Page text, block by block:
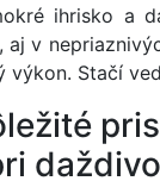
ihrisko a
aj v
výkon. Stačí